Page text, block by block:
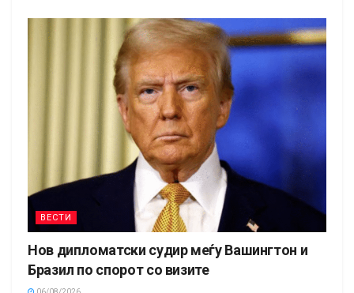
ВЕСТИ
Нов дипломатски судир меѓу Вашингтон и
Бразил по спорот со визите